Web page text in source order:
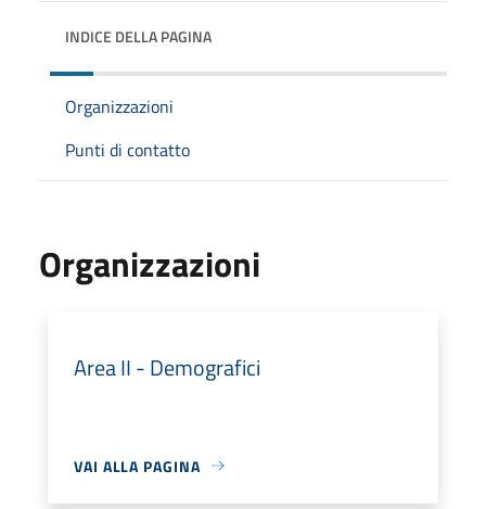
INDICE DELLA PAGINA
Organizzazioni
Punti di contatto
Organizzazioni
Area II - Demografici
VAI ALLA PAGINA